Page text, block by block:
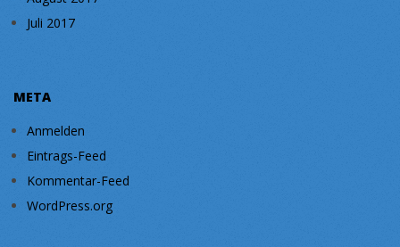
Juli 2017
META
Anmelden
Eintrags-Feed
Kommentar-Feed
WordPress.org